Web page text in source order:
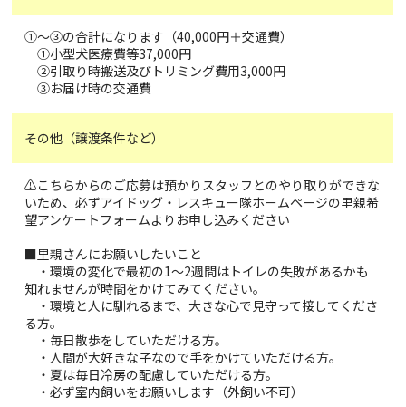
①〜③の合計になります（40,000円＋交通費）
①小型犬医療費等37,000円
②引取り時搬送及びトリミング費用3,000円
③お届け時の交通費
その他（譲渡条件など）
⚠️こちらからのご応募は預かりスタッフとのやり取りができな
いため、必ずアイドッグ・レスキュー隊ホームページの里親希
望アンケートフォームよりお申し込みください
■里親さんにお願いしたいこと
・環境の変化で最初の1～2週間はトイレの失敗があるかも
知れませんが時間をかけてみてください。
・環境と人に馴れるまで、大きな心で見守って接してくださ
る方。
・毎日散歩をしていただける方。
・人間が大好きな子なので手をかけていただける方。
・夏は毎日冷房の配慮していただける方。
・必ず室内飼いをお願いします（外飼い不可）